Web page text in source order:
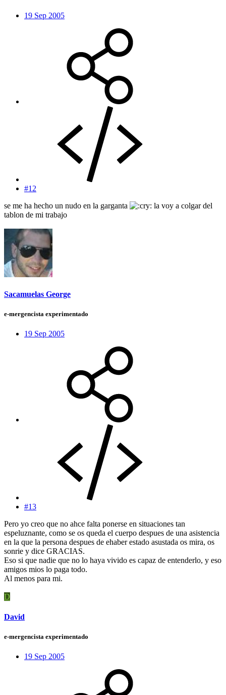
19 Sep 2005
#12
se me ha hecho un nudo en la garganta
la voy a colgar del
tablon de mi trabajo
Sacamuelas George
e-mergencista experimentado
19 Sep 2005
#13
Pero yo creo que no ahce falta ponerse en situaciones tan
espeluznante, como se os queda el cuerpo despues de una asistencia
en la que la persona despues de ehaber estado asustada os mira, os
sonrie y dice GRACIAS.
Eso si que nadie que no lo haya vivido es capaz de entenderlo, y eso
amigos mios lo paga todo.
Al menos para mi.
D
David
e-mergencista experimentado
19 Sep 2005